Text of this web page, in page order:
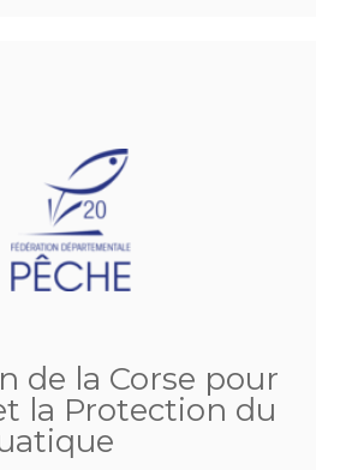
de la Corse pour
la Protection du